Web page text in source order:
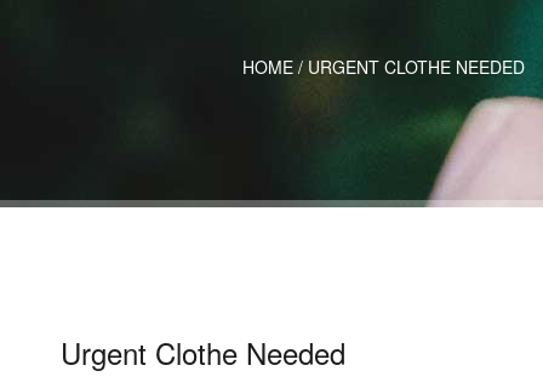
HOME / URGENT CLOTHE NEEDED
Urgent Clothe Needed